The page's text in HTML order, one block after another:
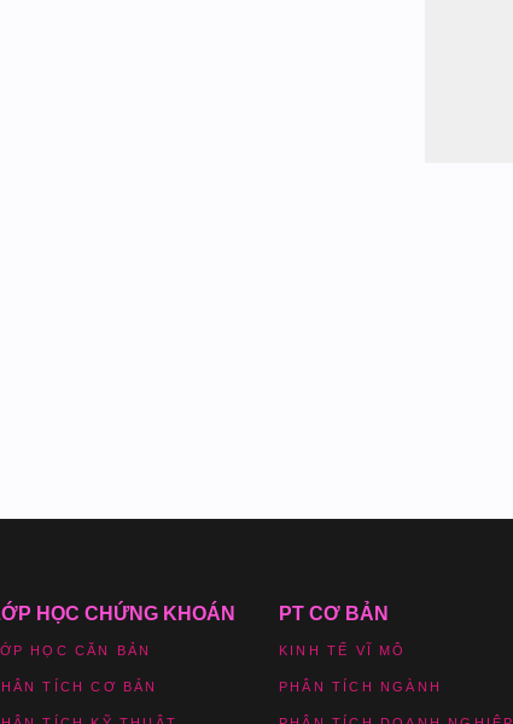
HỌC CHỨNG KHOÁN
HỌC CĂN BẢN
TÍCH CƠ BẢN
PT CƠ BẢN
KINH TẾ VĨ MÔ
PHÂN TÍCH NGÀNH